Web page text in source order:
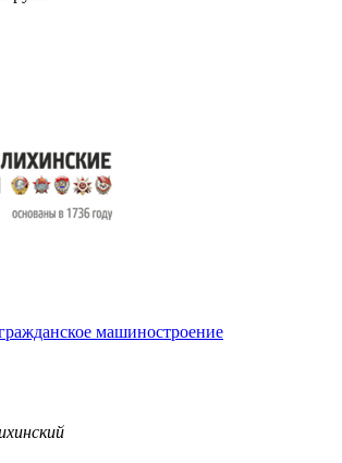
машиностроение